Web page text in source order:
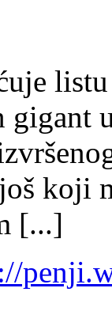
u
koji
[...]